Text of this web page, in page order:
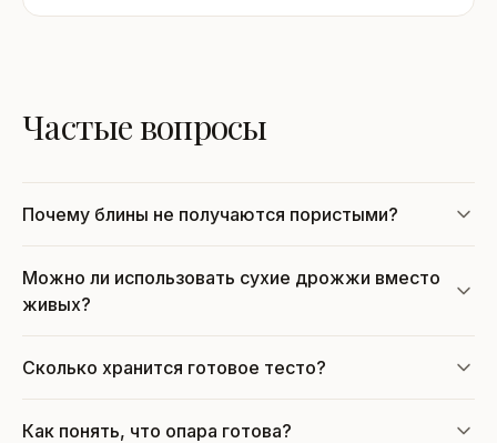
Частые вопросы
Почему блины не получаются пористыми?
Можно ли использовать сухие дрожжи вместо
живых?
Сколько хранится готовое тесто?
Как понять, что опара готова?